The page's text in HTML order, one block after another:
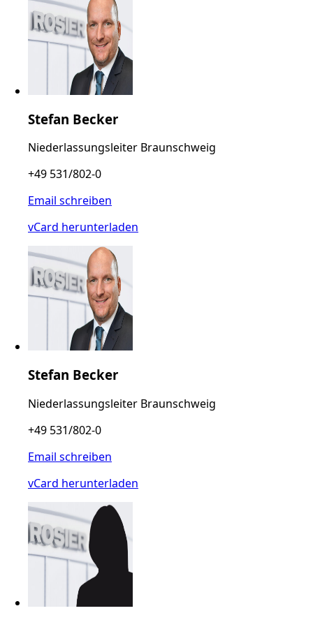
Stefan Becker
Niederlassungsleiter Braunschweig
+49 531/802-0
Email schreiben
vCard herunterladen
Stefan Becker
Niederlassungsleiter Braunschweig
+49 531/802-0
Email schreiben
vCard herunterladen